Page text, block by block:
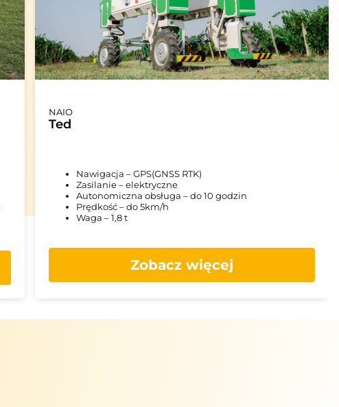
NAIO
Ted
Nawigacja – GPS(GNSS RTK)
Zasilanie – elektryczne
Autonomiczna obsługa – do 10 godzin
Prędkość – do 5km/h
Waga – 1,8 t
Zobacz więcej